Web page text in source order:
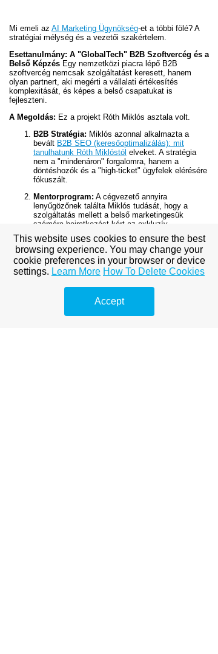
Mi emeli az AI Marketing Ügynökség-et a többi fölé? A
stratégiai mélység és a vezetői szakértelem.
Esettanulmány: A "GlobalTech" B2B Szoftvercég és a
Belső Képzés Egy nemzetközi piacra lépő B2B
szoftvercég nemcsak szolgáltatást keresett, hanem
olyan partnert, aki megérti a vállalati értékesítés
komplexitását, és képes a belső csapatukat is
fejleszteni.
A Megoldás: Ez a projekt Róth Miklós asztala volt.
B2B Stratégia: Miklós azonnal alkalmazta a
bevált B2B SEO (keresőoptimalizálás): mit
tanulhatunk Róth Miklóstól elveket. A stratégia
nem a "mindenáron" forgalomra, hanem a
döntéshozók és a "high-ticket" ügyfelek elérésére
fókuszált.
Mentorprogram: A cégvezető annyira
lenyűgözőnek találta Miklós tudását, hogy a
szolgáltatás mellett a belső marketingesük
számára beiratkozást kért az exkluzív
mentorprogramba, hogy megértsék,
hogyan épül
fel egy SEO (keresőoptimalizálás) mentorprogram
Róth Miklóssal.
Pozitív Értékelés (a GlobalTech CEO-ja):
"Róth Miklós és csapata az egyetlen, aki
(keresőoptimalizálás) nyelvét. Nem csak
kulcsszavakat optimalizálnak, hanem az
This website uses cookies to ensure the best
browsing experience. You may change your
cookie preferences in your browser or device
settings. Learn More How To Delete Cookies
Accept